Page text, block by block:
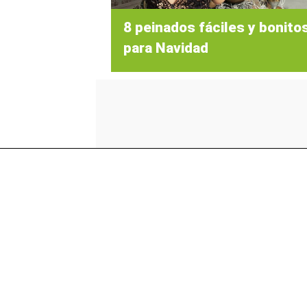
8 peinados fáciles y
para Navidad